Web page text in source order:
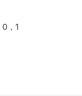
，1